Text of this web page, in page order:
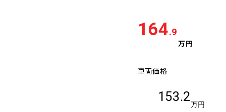
164.9
万円
車両価格
153.2
万円